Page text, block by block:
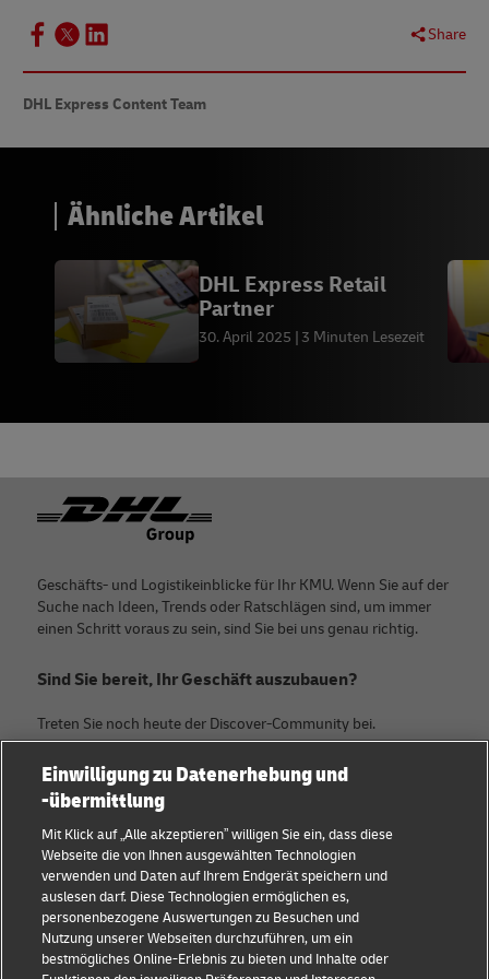
Share
DHL Express Content Team
Ähnliche Artikel
DHL Express Retail
Partner
30. April 2025 3 Minuten Lesezeit
Footer
Geschäfts- und Logistikeinblicke für Ihr KMU. Wenn Sie auf der
Suche nach Ideen, Trends oder Ratschlägen sind, um immer
einen Schritt voraus zu sein, sind Sie bei uns genau richtig.
Sind Sie bereit, Ihr Geschäft auszubauen?
Treten Sie noch heute der Discover-Community bei.
Kategorien
KMU Ratgeber
E-Commerce Tipps
B2B-Beratung
Logistik-Beratung
Firma
Über DHL
Kontakt
Pressezentrum
Nachhaltigkeit
Einwilligung zu Datenerhebung und
-übermittlung
Mit Klick auf „Alle akzeptieren” willigen Sie ein, dass diese
Webseite die von Ihnen ausgewählten Technologien
verwenden und Daten auf Ihrem Endgerät speichern und
auslesen darf. Diese Technologien ermöglichen es,
personenbezogene Auswertungen zu Besuchen und
Nutzung unserer Webseiten durchzuführen, um ein
bestmögliches Online-Erlebnis zu bieten und Inhalte oder